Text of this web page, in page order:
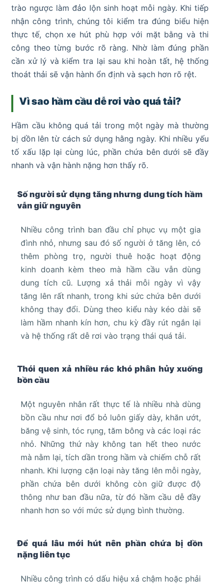
trào ngược làm đảo lộn sinh hoạt mỗi ngày. Khi tiếp
nhận công trình, chúng tôi kiểm tra đúng biểu hiện
thực tế, chọn xe hút phù hợp với mặt bằng và thi
công theo từng bước rõ ràng. Nhờ làm đúng phần
cần xử lý và kiểm tra lại sau khi hoàn tất, hệ thống
thoát thải sẽ vận hành ổn định và sạch hơn rõ rệt.
Vì sao hầm cầu dễ rơi vào quá tải?
Hầm cầu không quá tải trong một ngày mà thường
bị dồn lên từ cách sử dụng hằng ngày. Khi nhiều yếu
tố xấu lặp lại cùng lúc, phần chứa bên dưới sẽ đầy
nhanh và vận hành nặng hơn thấy rõ.
Số người sử dụng tăng nhưng dung tích hầm
vẫn giữ nguyên
Nhiều công trình ban đầu chỉ phục vụ một gia
đình nhỏ, nhưng sau đó số người ở tăng lên, có
thêm phòng trọ, người thuê hoặc hoạt động
kinh doanh kèm theo mà hầm cầu vẫn dùng
dung tích cũ. Lượng xả thải mỗi ngày vì vậy
tăng lên rất nhanh, trong khi sức chứa bên dưới
không thay đổi. Dùng theo kiểu này kéo dài sẽ
làm hầm nhanh kín hơn, chu kỳ đầy rút ngắn lại
và hệ thống rất dễ rơi vào trạng thái quá tải.
Thói quen xả nhiều rác khó phân hủy xuống
bồn cầu
Một nguyên nhân rất thực tế là nhiều nhà dùng
bồn cầu như nơi đổ bỏ luôn giấy dày, khăn ướt,
băng vệ sinh, tóc rụng, tăm bông và các loại rác
nhỏ. Những thứ này không tan hết theo nước
mà nằm lại, tích dần trong hầm và chiếm chỗ rất
nhanh. Khi lượng cặn loại này tăng lên mỗi ngày,
phần chứa bên dưới không còn giữ được độ
thông như ban đầu nữa, từ đó hầm cầu dễ đầy
nhanh hơn so với mức sử dụng bình thường.
Để quá lâu mới hút nên phần chứa bị dồn
nặng liên tục
Nhiều công trình có dấu hiệu xả chậm hoặc phải